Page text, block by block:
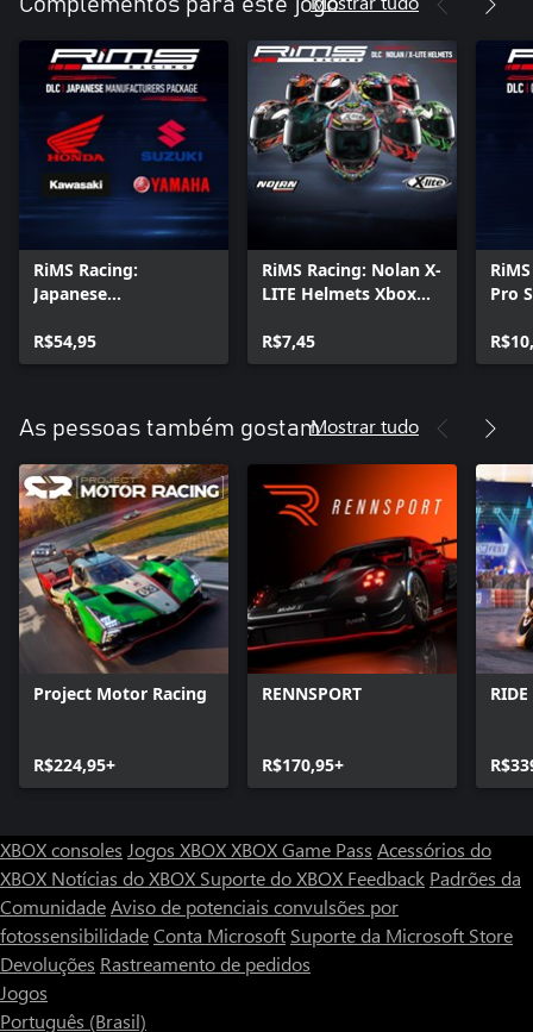
RiMS Racing:
Japanese
Package Xbox Series
X|S
R$54,95
RiMS Racing: Nolan X-
LITE Helmets Xbox
R$7,45
Pro
As pessoas também gostamMostrar tudo
Project Motor Racing
R$224,95+
RENNSPORT
R$170,95+
RIDE
XBOX consoles Jogos XBOXXBOX Game Pass Acessórios do
XBOX Notícias do XBOX Suporte do XBOX Feedback Padrões da
ComunidadeAviso de potenciais convulsões por
fotossensibilidadeConta Microsoft Suporte da Microsoft Store
Devoluções Rastreamento de pedidos
Jogos
Português (Brasil)